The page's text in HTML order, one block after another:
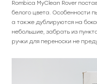
Машинки для
Rombica MyClean Rover
белого цвета. Особенности
а также дублируются на
небольшие, забрать из
ручки для переноски не